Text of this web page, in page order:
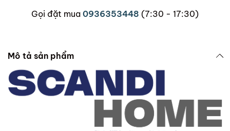
Gọi đặt mua 0936353448 (7:30 - 17:30)
Mô tả sản phẩm